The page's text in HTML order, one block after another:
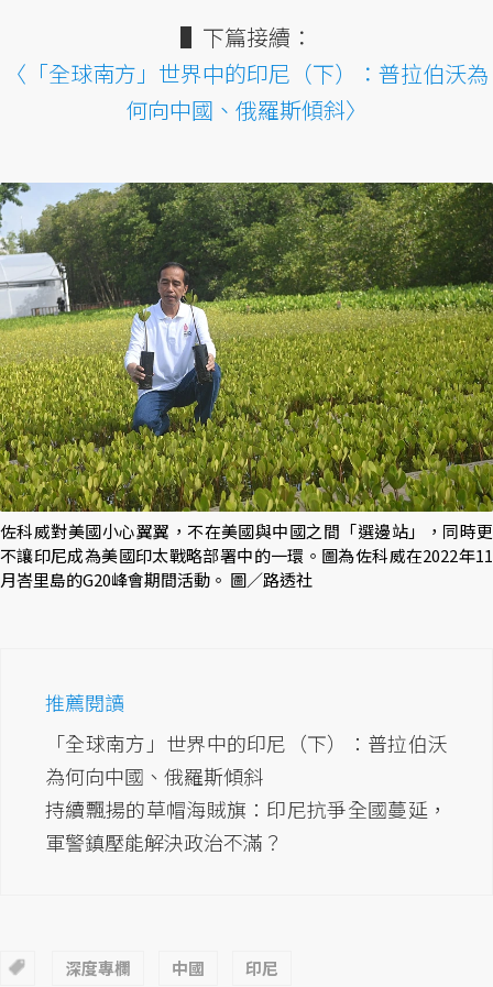
▌下篇接續：
〈「全球南方」世界中的印尼（下）：普拉伯沃為
何向中國、俄羅斯傾斜〉
佐科威對美國小心翼翼，不在美國與中國之間「選邊站」，同時更
不讓印尼成為美國印太戰略部署中的一環。圖為佐科威在2022年11
月峇里島的G20峰會期間活動。 圖／路透社
推薦閱讀
「全球南方」世界中的印尼（下）：普拉伯沃
為何向中國、俄羅斯傾斜
持續飄揚的草帽海賊旗：印尼抗爭全國蔓延，
軍警鎮壓能解決政治不滿？
深度專欄 中國 印尼